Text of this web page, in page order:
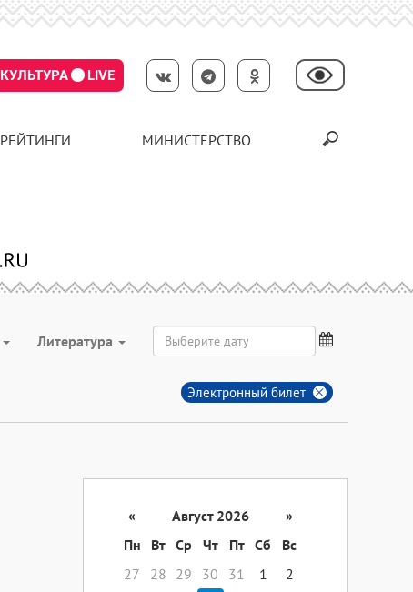
КУЛЬТУРА LIVE
РЕЙТИНГИ МИНИСТЕРСТВО
Литература
Электронный билет
« Август 2026
»
Пн
Вт Ср Чт Пт Сб
Вс
27
28 29 30 31 1
2